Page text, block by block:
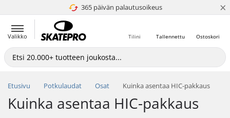
365 päivän palautusoikeus
4.8 / 5 ×
Valikko Ostoskori
Tallennettu
Tilini
Etusivu Potkulaudat Osat Kuinka asentaa HIC-pakkaus
Kuinka asentaa HIC-pakkaus